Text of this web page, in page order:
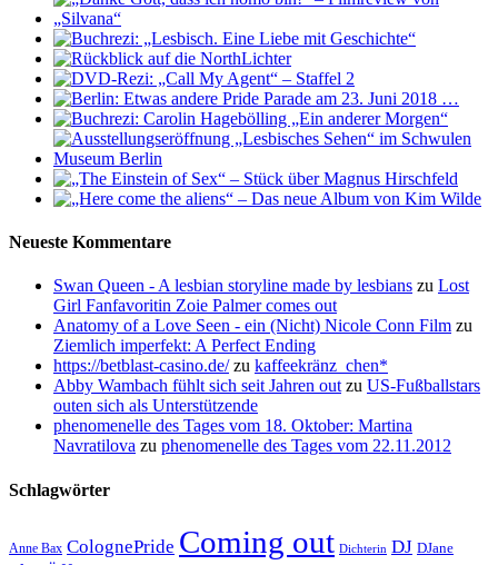
Neueste Kommentare
Swan Queen - A lesbian storyline made by lesbians zu Lost
Girl Fanfavoritin Zoie Palmer comes out
Anatomy of a Love Seen - ein (Nicht) Nicole Conn Film zu
Ziemlich imperfekt: A Perfect Ending
https://betblast-casino.de/zu kaffeekränz_chen*
Abby Wambach fühlt sich seit Jahren outzu US-Fußballstars
outen sich als Unterstützende
phenomenelle des Tages vom 18. Oktober: Martina
Navratilova zu phenomenelle des Tages vom 22.11.2012
Schlagwörter
Anne Bax ColognePride Coming out Dichterin DJ DJane